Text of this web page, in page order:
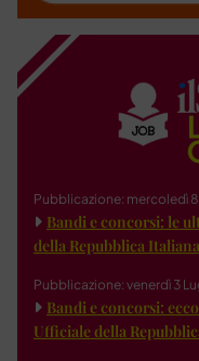
Pubblicazione: mercoledì
Bandi e concorsi: le
della Repubblica
Pubblicazione: venerdì 3
Bandi e concorsi:
Ufficiale della